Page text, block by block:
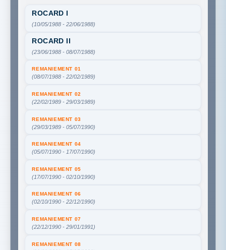
ROCARD I
(10/05/1988 - 22/06/1988)
ROCARD II
(23/06/1988 - 08/07/1988)
REMANIEMENT 01
(08/07/1988 - 22/02/1989)
REMANIEMENT 02
(22/02/1989 - 29/03/1989)
REMANIEMENT 03
(29/03/1989 - 05/07/1990)
REMANIEMENT 04
(05/07/1990 - 17/07/1990)
REMANIEMENT 05
(17/07/1990 - 02/10/1990)
REMANIEMENT 06
(02/10/1990 - 22/12/1990)
REMANIEMENT 07
(22/12/1990 - 29/01/1991)
REMANIEMENT 08